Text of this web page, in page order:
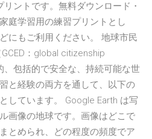
ントです。無料ダウンロード・
庭学習用の練習プリントとし
にもご利用ください。 地球市民
：global citizenship
包括的で安全な、持続可能な世
と経験の両方を通して、以下の
しています。 Google Earth は写
画像の地球です。画像はどこで
とめられ、どの程度の頻度でア